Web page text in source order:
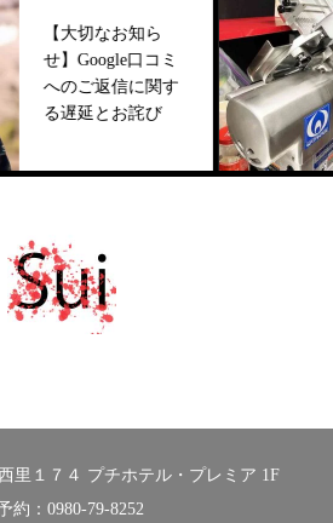
なお知ら
口コミ
ご返信に関す
延とお詫び
里１７４ プチホテル・プレミア 1F
約：0980-79-8252